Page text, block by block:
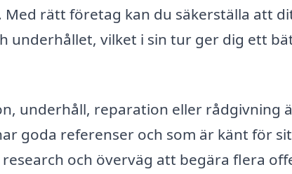
rätt företag kan du säkerställa att
underhållet, vilket i sin tur ger dig ett
underhåll, reparation eller rådgivning
goda referenser och som är känt för
och överväg att begära flera